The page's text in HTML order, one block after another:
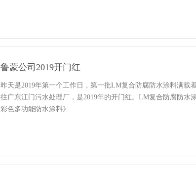
鲁蒙公司2019开门红
昨天是2019年第一个工作日，第一批LM复合防腐防水涂料满载
往广东江门污水处理厂，是2019年的开门红。LM复合防腐防水
彩色多功能防水涂料》…